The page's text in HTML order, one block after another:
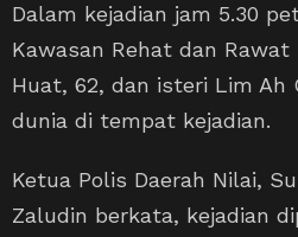
Dalam kejadian jam 5.30
Kawasan Rehat dan Rawat
Huat, 62, dan isteri Lim Ah
dunia di tempat kejadian.
Ketua Polis Daerah Nilai,
Zaludin berkata, kejadian